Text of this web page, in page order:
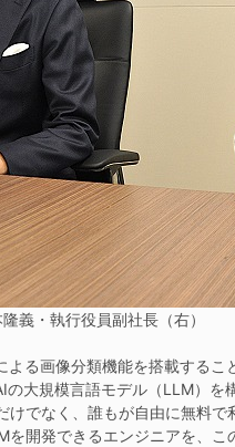
義・執行役員副社長（右）
る画像分類機能を搭載するこ
の大規模言語モデル（LLM）
けでなく、誰もが自由に無料
を開発できるエンジニアを、